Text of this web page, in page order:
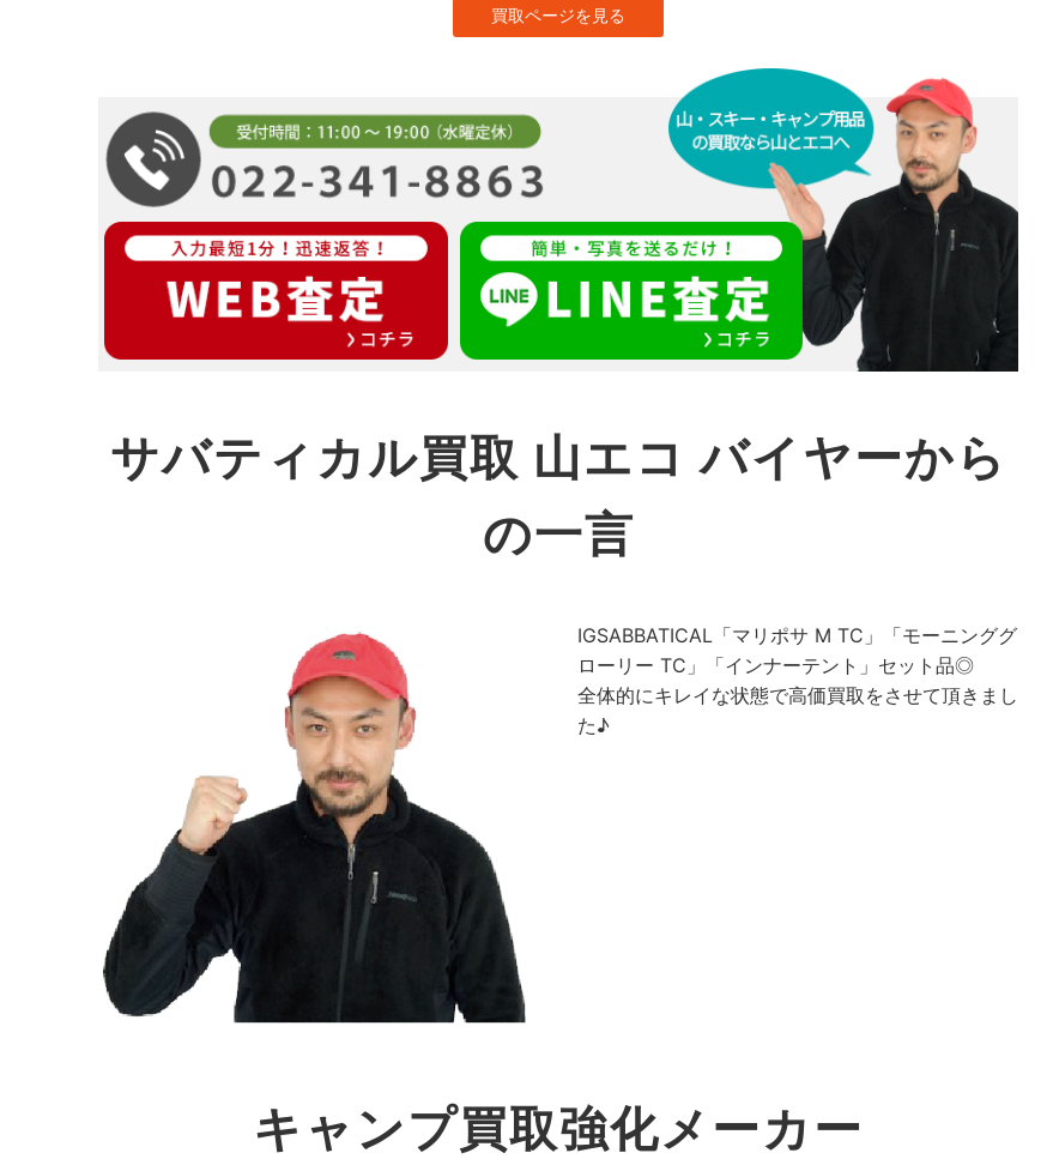
買取ページを見る
サバティカル買取 山エコ バイヤーから
の一言
IGSABBATICAL「マリポサ M TC」「モーニンググ
ローリー TC」「インナーテント」セット品◎
全体的にキレイな状態で高価買取をさせて頂きまし
た♪
キャンプ買取強化メーカー